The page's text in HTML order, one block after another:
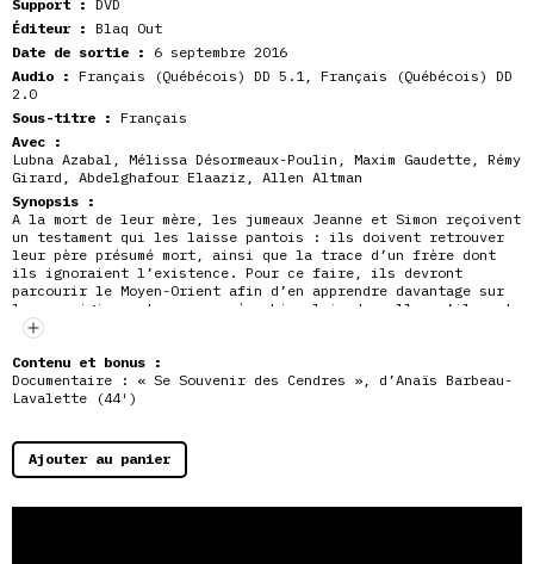
Support : DVD
Éditeur : Blaq Out
Date de sortie :
6 septembre 2016
Audio : Français (Québécois) DD 5.1, Français (Québécois) DD
2.0
Sous-titre : Français
Avec :
Lubna Azabal, Mélissa Désormeaux-Poulin, Maxim Gaudette, Rémy
Girard, Abdelghafour Elaaziz, Allen Altman
Synopsis :
A la mort de leur mère, les jumeaux Jeanne et Simon reçoivent
un testament qui les laisse pantois : ils doivent retrouver
leur père présumé mort, ainsi que la trace d’un frère dont
ils ignoraient l’existence. Pour ce faire, ils devront
parcourir le Moyen-Orient afin d’en apprendre davantage sur
leurs
origines et sur une mère bien loin de celle qu’ils ont
connue.
Contenu et bonus :
Documentaire : « Se Souvenir des Cendres », d’Anaïs Barbeau-
Lavalette (44′)
Ajouter au panier